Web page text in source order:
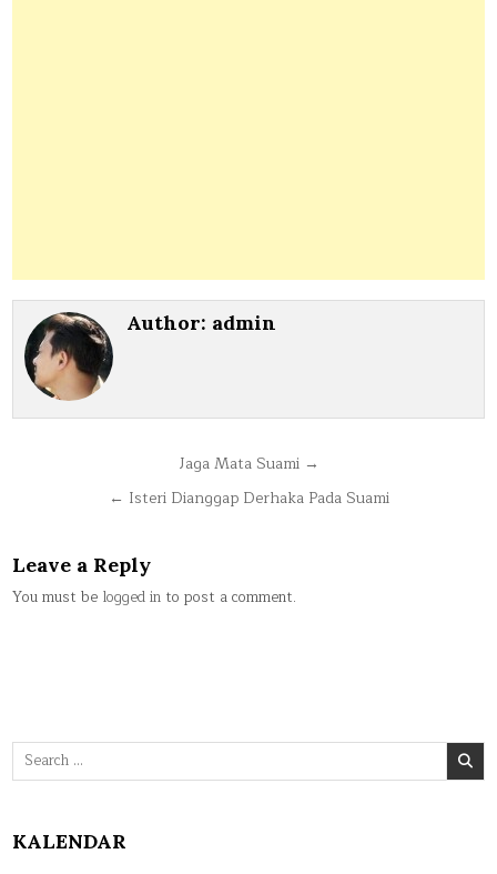
Author: admin
navigation
Jaga Mata Suami →
← Isteri Dianggap Derhaka Pada Suami
Leave a Reply
You must be logged in to post a comment.
Search
for:
KALENDAR